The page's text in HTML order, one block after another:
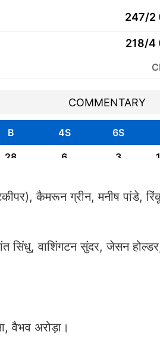
कैमरून ग्रीन, मनीष पांडे,
सिंधु, वाशिंगटन सुंदर, जेसन
वैभव अरोड़ा।